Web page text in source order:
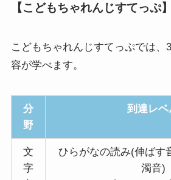
【こどもちゃれんじすてっぷ
こどもちゃれんじすてっぷでは、
容が学べます。
分
野
到達レベ
文
字
ひらがなの読み(伸ばす
濁音)